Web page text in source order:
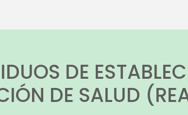
DE
DE SALUD